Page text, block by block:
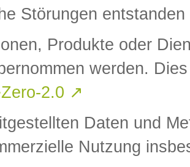
Störungen
Produkte oder
werden.
2.0 ↗
Daten und
Nutzung